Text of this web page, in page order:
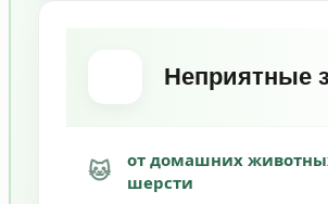
Неприятные
🐱
от домашних
шерсти